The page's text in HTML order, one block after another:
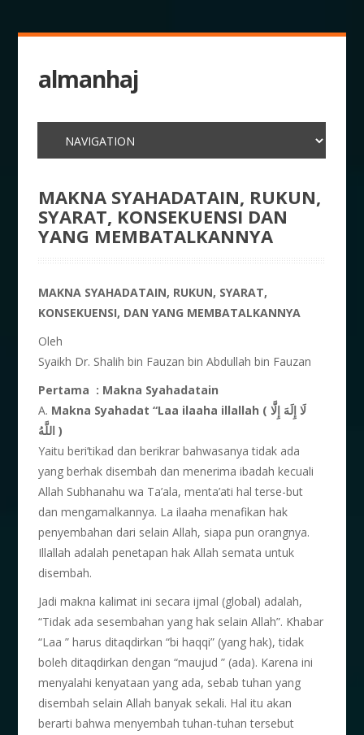
almanhaj
MAKNA SYAHADATAIN, RUKUN,
SYARAT, KONSEKUENSI DAN
YANG MEMBATALKANNYA
MAKNA SYAHADATAIN, RUKUN, SYARAT,
KONSEKUENSI, DAN YANG MEMBATALKANNYA
Oleh
Syaikh Dr. Shalih bin Fauzan bin Abdullah bin Fauzan
Pertama : Makna Syahadatain
A. Makna Syahadat “Laa ilaaha illallah ( لَا إِلَهَ إِلَّا
اللَّهُ )
Yaitu beri’tikad dan berikrar bahwasanya tidak ada
yang berhak disembah dan menerima ibadah kecuali
Allah Subhanahu wa Ta’ala, menta’ati hal terse-but
dan mengamalkannya. La ilaaha menafikan hak
penyembahan dari selain Allah, siapa pun orangnya.
Illallah adalah penetapan hak Allah semata untuk
disembah.
Jadi makna kalimat ini secara ijmal (global) adalah,
“Tidak ada sesembahan yang hak selain Allah”. Khabar
“Laa ” harus ditaqdirkan “bi haqqi” (yang hak), tidak
boleh ditaqdirkan dengan “maujud ” (ada). Karena ini
menyalahi kenyataan yang ada, sebab tuhan yang
disembah selain Allah banyak sekali. Hal itu akan
berarti bahwa menyembah tuhan-tuhan tersebut